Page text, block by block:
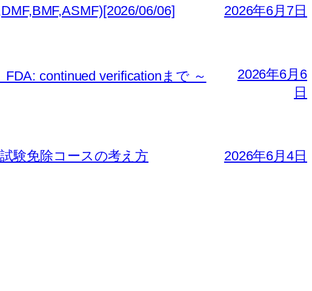
06/06] 2026年6月7日
continued verificationまで ～
2026年6月6
日
験免除コースの考え方 2026年6月4日